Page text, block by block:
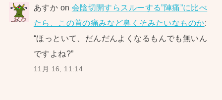
あすか on 会陰切開すらスルーする”陣痛”に比べ
たら、この首の痛みなど鼻くそみたいなものか:
“ほっといて、だんだんよくなるもんでも無いん
ですよね?”
11月 16, 11:14